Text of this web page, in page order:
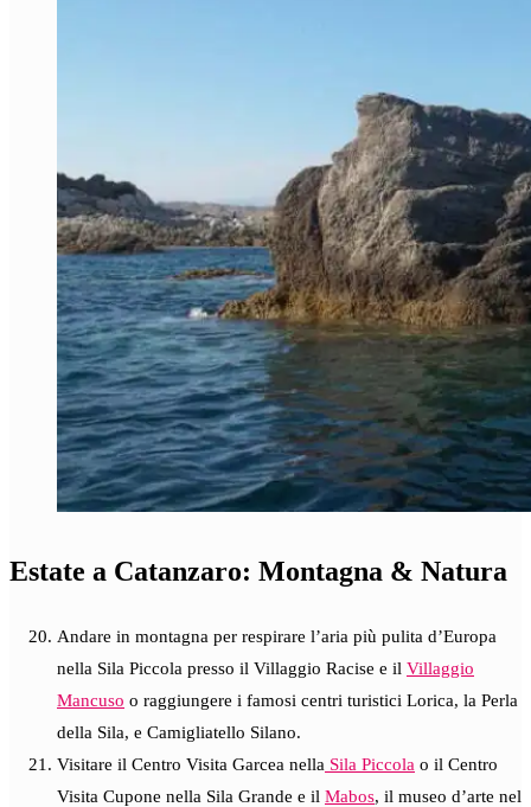
Estate a Catanzaro: Montagna & Natura
Andare in montagna per respirare l’aria più pulita d’Europa
nella Sila Piccola presso il Villaggio Racise e il Villaggio
Mancuso o raggiungere i famosi centri turistici Lorica, la Perla
della Sila, e Camigliatello Silano.
Visitare il Centro Visita Garcea nella Sila Piccola o il Centro
Visita Cupone nella Sila Grande e il Mabos, il museo d’arte nel